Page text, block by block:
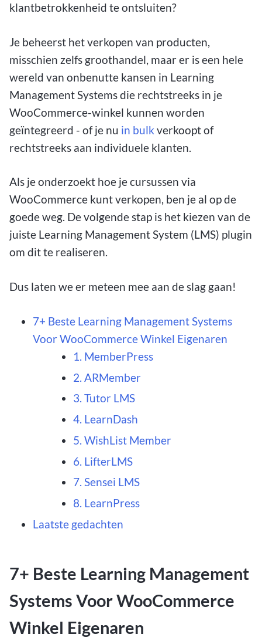
klantbetrokkenheid te ontsluiten?
Je beheerst het verkopen van producten,
misschien zelfs groothandel, maar er is een hele
wereld van onbenutte kansen in Learning
Management Systems die rechtstreeks in je
WooCommerce-winkel kunnen worden
geïntegreerd - of je nu in bulk verkoopt of
rechtstreeks aan individuele klanten.
Als je onderzoekt hoe je cursussen via
WooCommerce kunt verkopen, ben je al op de
goede weg. De volgende stap is het kiezen van de
juiste Learning Management System (LMS) plugin
om dit te realiseren.
Dus laten we er meteen mee aan de slag gaan!
7+ Beste Learning Management Systems
Voor WooCommerce Winkel Eigenaren
1. MemberPress
2. ARMember
3. Tutor LMS
4. LearnDash
5. WishList Member
6. LifterLMS
7. Sensei LMS
8. LearnPress
Laatste gedachten
7+ Beste Learning Management
Systems Voor WooCommerce
Winkel Eigenaren